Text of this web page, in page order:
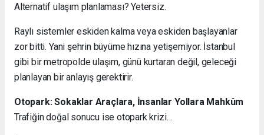
Alternatif ulaşım planlaması? Yetersiz.
Raylı sistemler eskiden kalma veya eskiden başlayanlar
zor bitti. Yani şehrin büyüme hızına yetişemiyor. İstanbul
gibi bir metropolde ulaşım, günü kurtaran değil, geleceği
planlayan bir anlayış gerektirir.
Otopark: Sokaklar Araçlara, İnsanlar Yollara Mahkûm
Trafiğin doğal sonucu ise otopark krizi…